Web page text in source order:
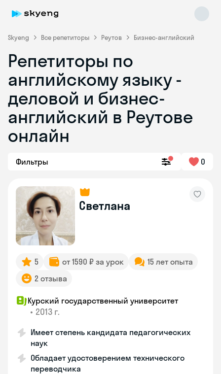
Skyeng Все репетиторы Реутов Бизнес-английский
Репетиторы по
английскому языку -
деловой и бизнес-
английский в Реутове
онлайн
Фильтры 0
Светлана
5 от 1590 ₽ за урок
15 лет опыта
2 отзыва
Курский государственный университет
• 2013 г.
Имеет степень кандидата педагогических
наук
Обладает удостоверением технического
переводчика
Skyeng Chat
online